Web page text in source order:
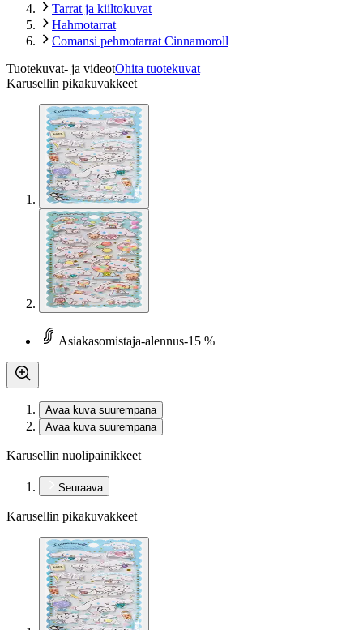
Tarrat ja kiiltokuvat
Hahmotarrat
Comansi pehmotarrat Cinnamoroll
Tuotekuvat- ja videotOhita tuotekuvat
Karusellin pikakuvakkeet
Asiakasomistaja-alennus-15 %
Avaa kuva suurempana
Avaa kuva suurempana
Karusellin nuolipainikkeet
Seuraava
Karusellin pikakuvakkeet